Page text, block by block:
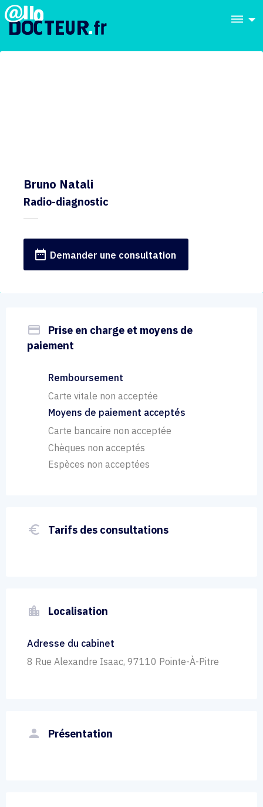
dehaze
Bruno Natali
Radio-diagnostic
date_range Demander une consultation
payment
Prise en charge et moyens de
paiement
Remboursement
Carte vitale non acceptée
Moyens de paiement acceptés
Carte bancaire non acceptée
Chèques non acceptés
Espèces non acceptées
euro_symbol Tarifs des consultations
location_city Localisation
Adresse du cabinet
8 Rue Alexandre Isaac, 97110 Pointe-À-Pitre
person Présentation